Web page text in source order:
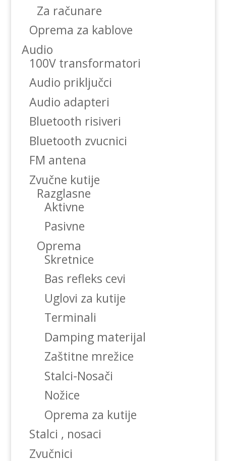
Za računare
Oprema za kablove
Audio
100V transformatori
Audio priključci
Audio adapteri
Bluetooth risiveri
Bluetooth zvucnici
FM antena
Zvučne kutije
Razglasne
Aktivne
Pasivne
Oprema
Skretnice
Bas refleks cevi
Uglovi za kutije
Terminali
Damping materijal
Zaštitne mrežice
Stalci-Nosači
Nožice
Oprema za kutije
Stalci , nosaci
Zvučnici